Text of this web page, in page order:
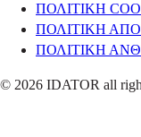
ΠΟΛΙΤΙΚΗ
ΠΟΛΙΤΙΚΗ
ΠΟΛΙΤΙΚΗ
© 2026 IDATOR all